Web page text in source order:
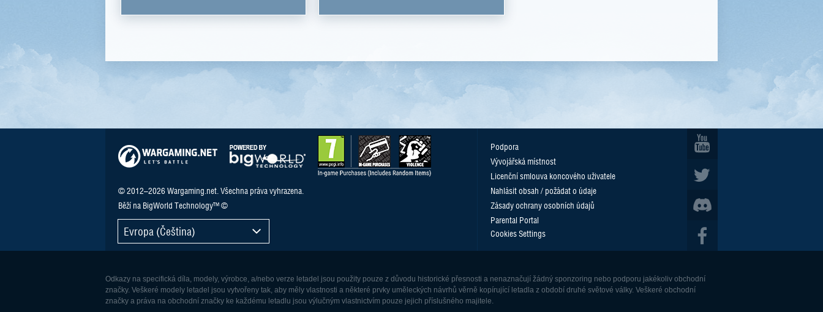
© 2012–2026 Wargaming.net. Všechna práva vyhrazena.
Běží na BigWorld Technology™ ©
Evropa (Čeština)
Podpora
Vývojářská místnost
Licenční smlouva koncového uživatele
Nahlásit obsah / požádat o údaje
Zásady ochrany osobních údajů
Parental Portal
Cookies Settings
Odkazy na specifická díla, modely, výrobce, a/nebo verze letadel jsou použity pouze z důvodu historické přesnosti a nenaznačují žádný sponzoring nebo podporu jakékoliv obchodní
značky. Veškeré modely letadel jsou vytvořeny tak, aby měly vlastnosti a některé prvky uměleckých návrhů věrně kopírující letadla z období druhé světové války. Veškeré obchodní
značky a práva na obchodní značky ke každému letadlu jsou výlučným vlastnictvím pouze jejich příslušného majitele.